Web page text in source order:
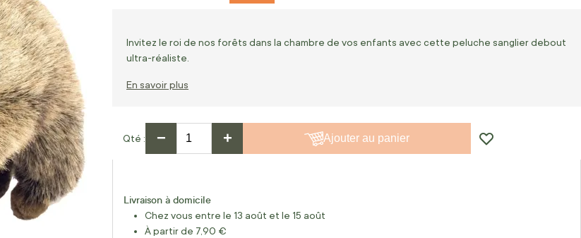
Invitez le roi de nos forêts dans la chambre de vos enfants avec cette peluche sanglier debout
ultra-réaliste.
En savoir plus
Qté − + Ajouter au panier
Livraison à domicile
Chez vous entre le 13 août et le 15 août
À partir de 7,90 €